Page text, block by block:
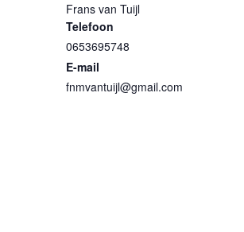
Frans van Tuijl
Telefoon
0653695748
E-mail
fnmvantuijl@gmail.com